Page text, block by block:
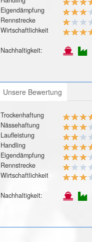
Eigendämpfung
Rennstrecke
Wirtschaftlichkeit
Nachhaltigkeit:
Unsere Bewertung
Trockenhaftung
Nässehaftung
Laufleistung
Handling
Eigendämpfung
Rennstrecke
Wirtschaftlichkeit
Nachhaltigkeit: